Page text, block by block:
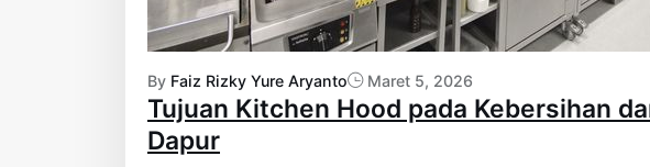
By Faiz Rizky Yure Aryanto Maret 5, 2026
Tujuan Kitchen Hood pada Kebersihan
Dapur